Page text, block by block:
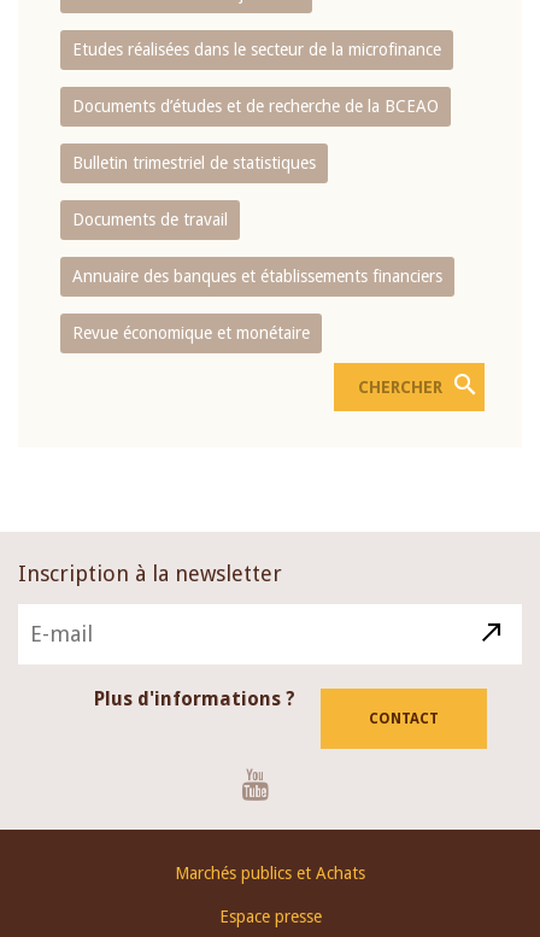
Etudes réalisées dans le secteur de la microfinance
Documents d’études et de recherche de la BCEAO
Bulletin trimestriel de statistiques
Documents de travail
Annuaire des banques et établissements financiers
Revue économique et monétaire
Inscription à la newsletter
Plus d'informations ?
CONTACT
Marchés publics et Achats
Espace presse